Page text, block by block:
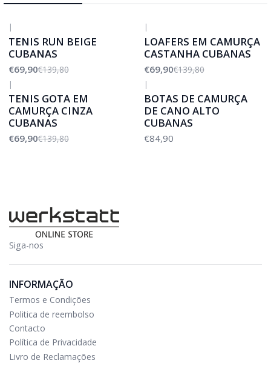
|
TENIS RUN BEIGE
CUBANAS
€69,90€139,80
|
LOAFERS EM CAMURÇA
CASTANHA CUBANAS
€69,90€139,80
|
TENIS GOTA EM
CAMURÇA CINZA
CUBANAS
€69,90€139,80
|
BOTAS DE CAMURÇA
DE CANO ALTO
CUBANAS
€84,90
Siga-nos
INFORMAÇÃO
Termos e Condições
Politica de reembolso
Contacto
Política de Privacidade
Livro de Reclamações